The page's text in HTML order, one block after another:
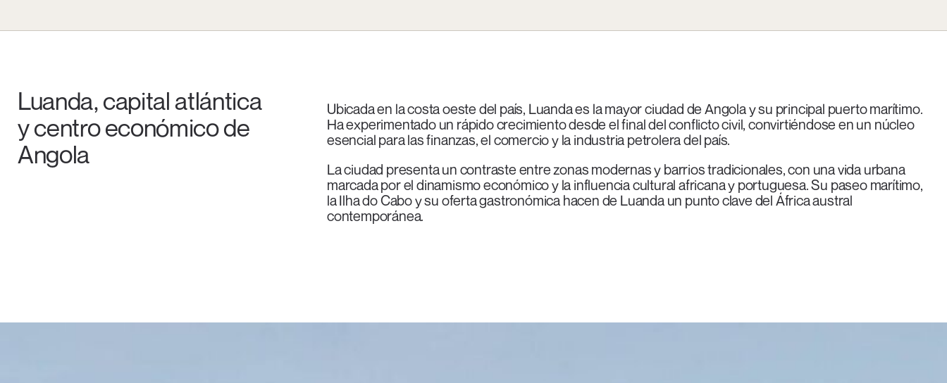
Luanda, capital atlántica
y centro económico de
Angola
Ubicada en la costa oeste del país, Luanda es la mayor ciudad de Angola y su principal puerto marítimo.
Ha experimentado un rápido crecimiento desde el final del conflicto civil, convirtiéndose en un núcleo
esencial para las finanzas, el comercio y la industria petrolera del país.
La ciudad presenta un contraste entre zonas modernas y barrios tradicionales, con una vida urbana
marcada por el dinamismo económico y la influencia cultural africana y portuguesa. Su paseo marítimo,
la Ilha do Cabo y su oferta gastronómica hacen de Luanda un punto clave del África austral
contemporánea.